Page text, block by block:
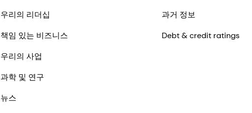
우리의 리더십
책임 있는 비즈니스
우리의 사업
과학 및 연구
뉴스
과거 정보
Debt & credit ratings